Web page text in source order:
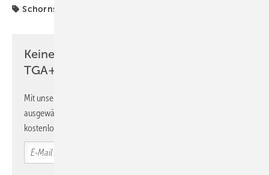
Schornsteinfeger
Keine Zeit? Kein Problem mit dem
TGA+E Newsletter!
Mit unserem Newsletter erhalten Sie regelmäßig von uns
ausgewählte Informationen und Neuigkeiten, gebündelt und
kostenlos direkt ins Postfach.